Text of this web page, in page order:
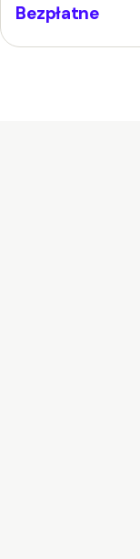
Bezpłatne